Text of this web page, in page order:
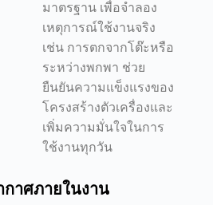
มาตรฐาน เพื่อจำลอง
เหตุการณ์ใช้งานจริง
เช่น การตกจากโต๊ะหรือ
ระหว่างพกพา ช่วย
ยืนยันความแข็งแรงของ
โครงสร้างตัวเครื่องและ
เพิ่มความมั่นใจในการ
ใช้งานทุกวัน
กาศภายในงาน